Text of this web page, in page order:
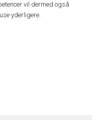
vil dermed også
yderligere.